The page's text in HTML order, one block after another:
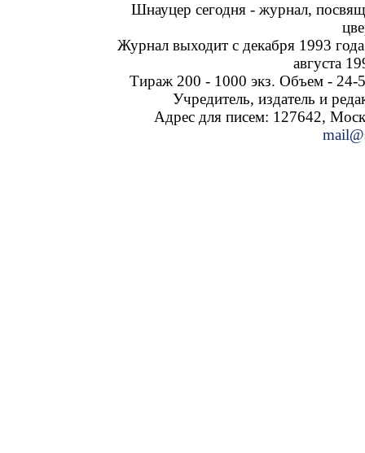
Шнауцер сегодня - журнал,
Журнал выходит с декабря 1993
августа
Тираж 200 - 1000 экз. Объем - 24-
Учредитель, издатель и
Адрес для писем: 127642,